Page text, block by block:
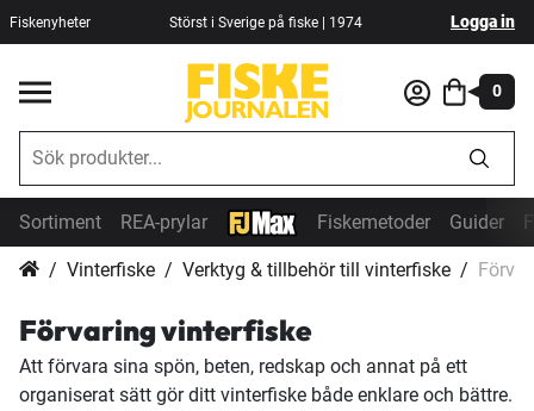
Fiskenyheter Störst i Sverige på fiske | 1974 Logga in
0
Sortiment REA-prylar Fiskemetoder Guider
Vinterfiske Verktyg & tillbehör till vinterfiske
Förvaring vinterfiske
Att förvara sina spön, beten, redskap och annat på ett
organiserat sätt gör ditt vinterfiske både enklare och bättre.